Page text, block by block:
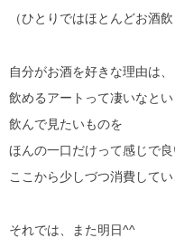
（ひとりではほとんどお酒
自分がお酒を好きな理由は、
飲めるアートって凄いなとい
飲んで見たいものを
ほんの一口だけって感じで
ここから少しづつ消費してい
それでは、また明日^^